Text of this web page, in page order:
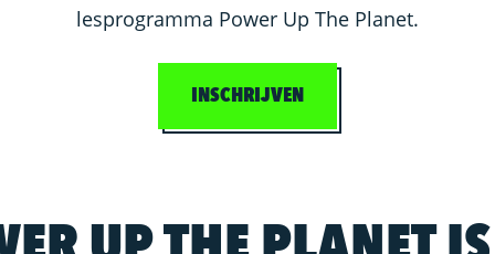
lesprogramma Power Up The Planet.
INSCHRIJVEN